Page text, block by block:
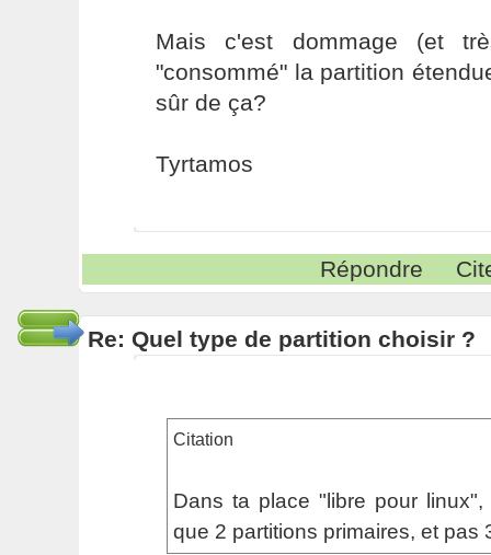
Mais c'est dommage (et
"consommé" la partition
sûr de ça?
Tyrtamos
Répondre
Re: Quel type de partition choisir ?
Citation
Dans ta place "libre pour
que 2 partitions primaires, et pas